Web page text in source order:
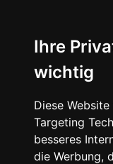
Ihre
wichtig
Diese
Targeting
besseres
die Werbung,